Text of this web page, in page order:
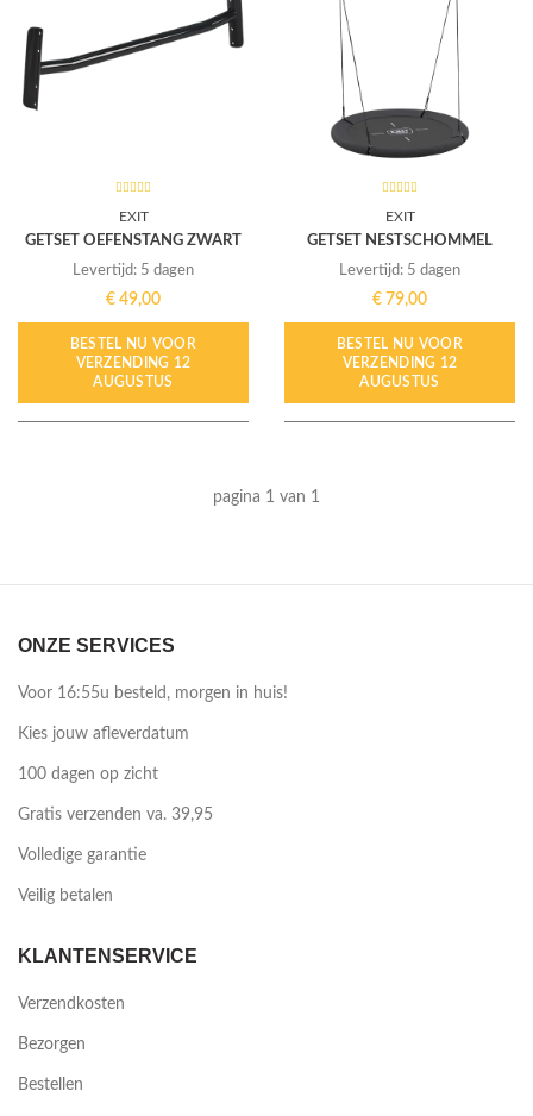
EXIT
GETSET OEFENSTANG ZWART
Levertijd: 5 dagen
€ 49,00
BESTEL NU VOOR
VERZENDING 12
AUGUSTUS
EXIT
GETSET NESTSCHOMMEL
Levertijd: 5 dagen
€ 79,00
BESTEL NU VOOR
VERZENDING 12
AUGUSTUS
pagina 1 van 1
ONZE SERVICES
Voor 16:55u besteld, morgen in huis!
Kies jouw afleverdatum
100 dagen op zicht
Gratis verzenden va. 39,95
Volledige garantie
Veilig betalen
KLANTENSERVICE
Verzendkosten
Bezorgen
Bestellen